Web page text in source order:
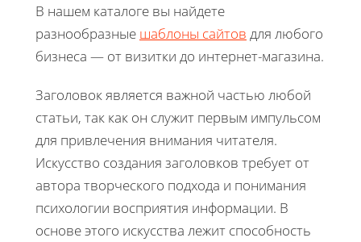
В нашем каталоге вы найдете
разнообразные шаблоны сайтов для любого
бизнеса — от визитки до интернет-магазина.
Заголовок является важной частью любой
статьи, так как он служит первым импульсом
для привлечения внимания читателя.
Искусство создания заголовков требует от
автора творческого подхода и понимания
психологии восприятия информации. В
основе этого искусства лежит способность